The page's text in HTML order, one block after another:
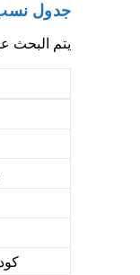
جدول نسب
يتم البحث